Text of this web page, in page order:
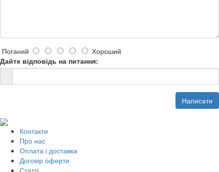
Поганий
Хороший
Дайте відповідь на питання:
Написати
Контакти
Про нас
Оплата і доставка
Договір оферти